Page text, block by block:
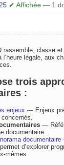
✔ Affichée — 1
rassemble, classe
légale, aux
trois
:
enjeux — Enjeux
—
documentaire.
documentaire
d’explorer
mêmes.